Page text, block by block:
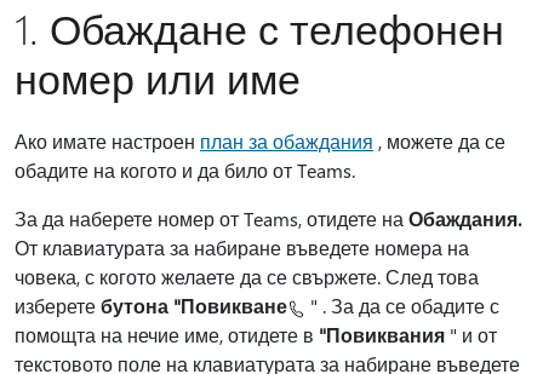
1. Обаждане с телефонен
номер или име
Ако имате настроен план за обаждания , можете да се
обадите на когото и да било от Teams.
За да наберете номер от Teams, отидете на Обаждания.
От клавиатурата за набиране въведете номера на
човека, с когото желаете да се свържете. След това
изберетебутона "Повикване
" . За да се обадите с
помощта на нечие име, отидете в "Повиквания " и от
текстовото поле на клавиатурата за набиране въведете